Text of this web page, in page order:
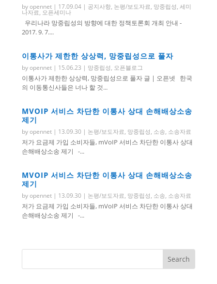
byopennet| 17.09.04| 공지사항, 논평/보도자료, 망중립성, 세미
나자료, 오픈세미나
우리나라 망중립성의 방향에 대한 정책토론회 개최 안내 -
2017. 9. 7....
이통사가 제한한 상상력, 망중립성으로 풀자
byopennet| 15.06.23 | 망중립성, 오픈블로그
이통사가 제한한 상상력, 망중립성으로 풀자 글 | 오픈넷 한국
의 이동통신사들은 너나 할 것...
MVOIP 서비스 차단한 이통사 상대 손해배상소송
제기
byopennet| 13.09.30 | 논평/보도자료, 망중립성, 소송, 소송자료
저가 요금제 가입 소비자들, mVoIP 서비스 차단한 이통사 상대
손해배상소송 제기 -...
MVOIP 서비스 차단한 이통사 상대 손해배상소송
제기
byopennet| 13.09.30 | 논평/보도자료, 망중립성, 소송, 소송자료
저가 요금제 가입 소비자들, mVoIP 서비스 차단한 이통사 상대
손해배상소송 제기 -...